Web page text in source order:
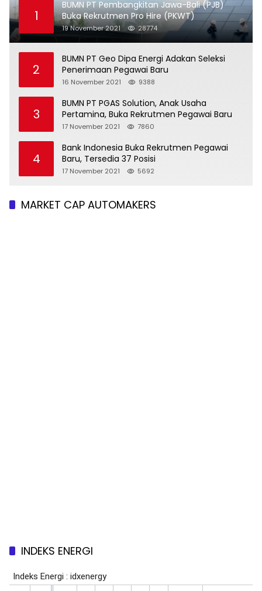
1
BUMN PT Pembangkitan Jawa-Bali (PJB)
Buka Rekrutmen Pro Hire (PKWT)
19 November 2021 28774
2
BUMN PT Geo Dipa Energi Adakan Seleksi
Penerimaan Pegawai Baru
16 November 2021 9388
3
BUMN PT PGAS Solution, Anak Usaha
Pertamina, Buka Rekrutmen Pegawai Baru
17 November 2021 7860
4
Bank Indonesia Buka Rekrutmen Pegawai
Baru, Tersedia 37 Posisi
17 November 2021 5692
MARKET CAP AUTOMAKERS
INDEKS ENERGI